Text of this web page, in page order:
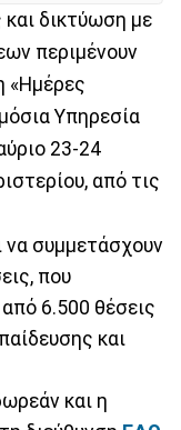
και δικτύωση με
περιμένουν
«Ημέρες
Υπηρεσία
23-24
από τις
να συμμετάσχουν
που
6.500 θέσεις
και
και η